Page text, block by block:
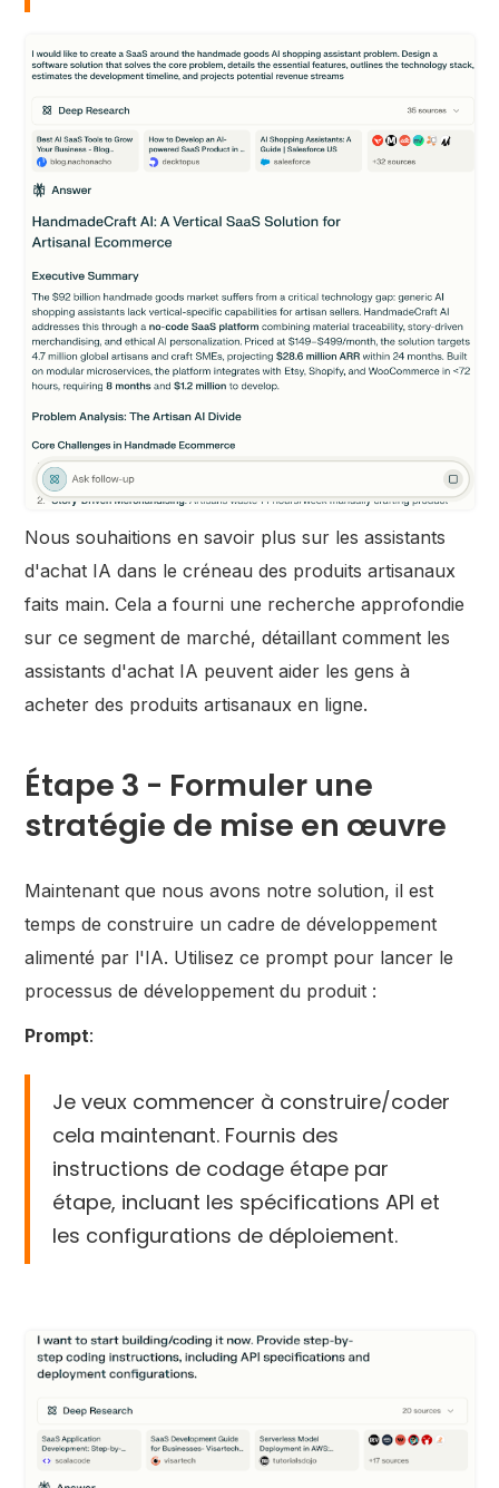
Nous souhaitions en savoir plus sur les assistants
d'achat IA dans le créneau des produits artisanaux
faits main. Cela a fourni une recherche approfondie
sur ce segment de marché, détaillant comment les
assistants d'achat IA peuvent aider les gens à
acheter des produits artisanaux en ligne.
Étape 3 - Formuler une
stratégie de mise en œuvre
Maintenant que nous avons notre solution, il est
temps de construire un cadre de développement
alimenté par l'IA. Utilisez ce prompt pour lancer le
processus de développement du produit :
Prompt:
Je veux commencer à construire/coder
cela maintenant. Fournis des
instructions de codage étape par
étape, incluant les spécifications API et
les configurations de déploiement.